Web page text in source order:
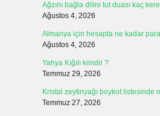
Ağzını bağla dilini tut duası kaç
Ağustos 4, 2026
Almanya için hesapta ne kadar
Ağustos 4, 2026
Yahya Kığılı kimdir ?
Temmuz 29, 2026
Kristal zeytinyağı boykot listesinde
Temmuz 27, 2026